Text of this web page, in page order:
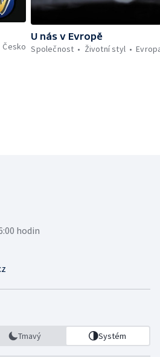
Česko
U nás v Evropě
Společnost
Životní styl
hodin
Tmavý Systém